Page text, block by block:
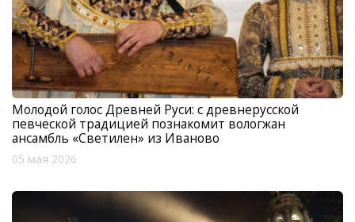
Молодой голос Древней Руси: с древнерусской
певческой традицией познакомит вологжан
ансамбль «Светилен» из Иваново
05 мая 2026